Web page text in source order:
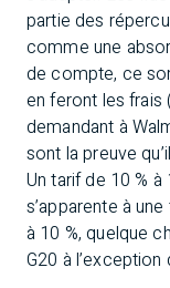
partie des
comme une
de compte, ce
en feront les frais
demandant à
sont la preuve
Un tarif de 10 %
s’apparente à
à 10 %, quelque
G20 à l’exception